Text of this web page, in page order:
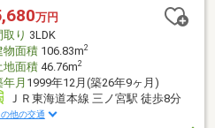
2部屋への間仕切りをご検討いた
々木工務店施工の注文建築
万円
取り 3LDK
物面積106.83m2
地面積46.76m2
年月1999年12月(築26年9ヶ月)
ＪＲ東海道本線 三ノ宮駅 徒歩8分
の他の交通